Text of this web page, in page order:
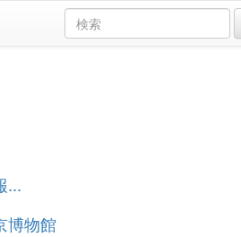
...
博物館